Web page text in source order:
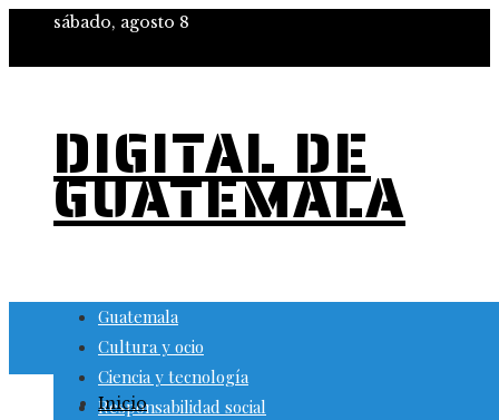
sábado, agosto 8
DIGITAL DE
GUATEMALA
Guatemala
Cultura y ocio
Ciencia y tecnología
Responsabilidad social
Inicio